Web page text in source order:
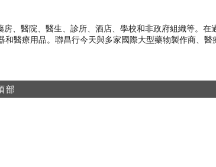
、醫院、醫生、診所、酒店、學校和非政府組織等。在
醫療用品。聯昌行今天與多家國際大型藥物製作商、醫
部